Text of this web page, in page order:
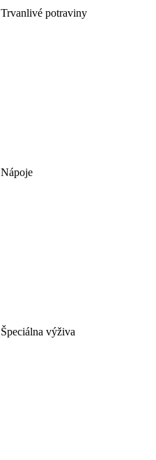
Trvanlivé potraviny
Nápoje
Špeciálna výživa